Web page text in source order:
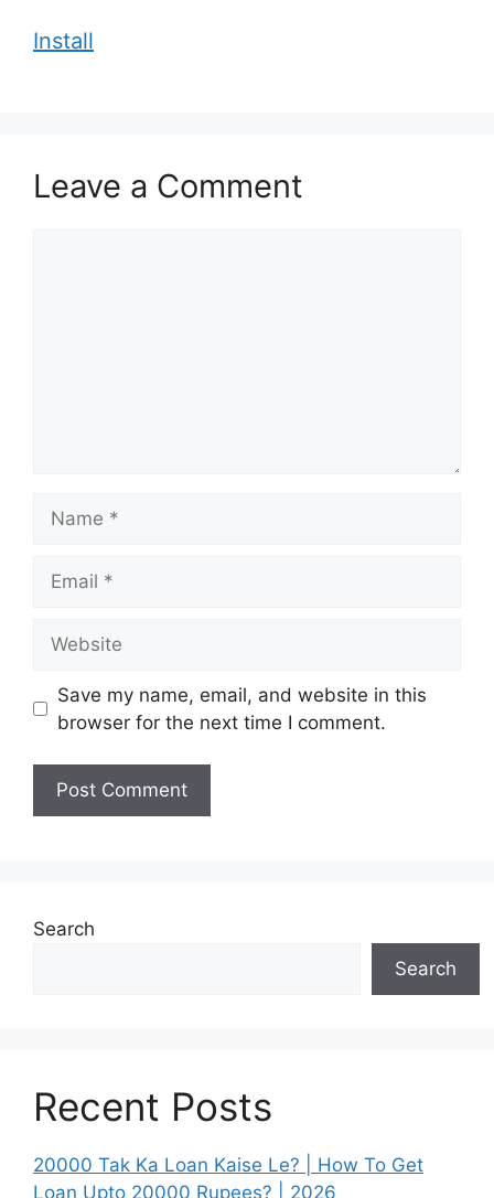
Install
Leave a Comment
Save my name, email, and website in this
browser for the next time I comment.
Search
Search
Recent Posts
20000 Tak Ka Loan Kaise Le? | How To Get
Loan Upto 20000 Rupees? | 2026